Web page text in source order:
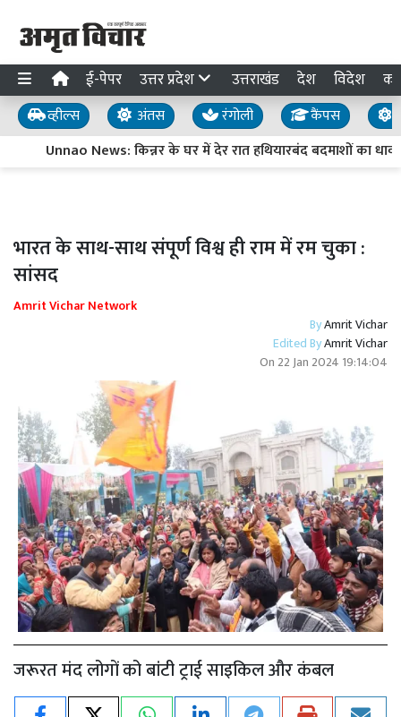
ई-पेपर उत्तर प्रदेश उत्तराखंड देश विदेश
व्हील्स अंतस रंगोली कैंपस
Unnao News: किन्नर के घर में देर रात हथियारबंद बदमाशों का
भारत के साथ-साथ संपूर्ण विश्व ही राम में रम चुका :
सांसद
Amrit Vichar Network
ByAmrit Vichar
Edited ByAmrit Vichar
On 22 Jan 2024 19:14:04
जरूरत मंद लोगों को बांटी ट्राई साइकिल और कंबल